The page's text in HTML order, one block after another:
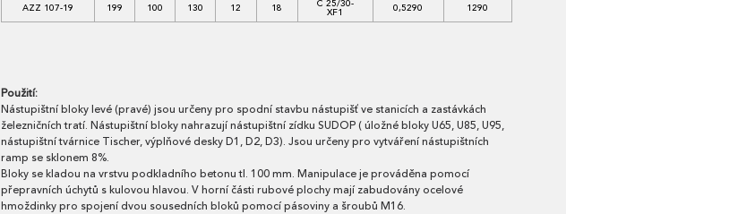
AZZ 107-19
199 100 130 12 18 C 25/30-
XF1 0,5290 1290
Použití:
Nástupištní bloky levé (pravé) jsou určeny pro spodní stavbu nástupišť ve stanicích a zastávkách
železničních tratí. Nástupištní bloky nahrazují nástupištní zídku SUDOP ( úložné bloky U65, U85, U95,
nástupištní tvárnice Tischer, výplňové desky D1, D2, D3). Jsou určeny pro vytváření nástupištních
ramp se sklonem 8%.
Bloky se kladou na vrstvu podkladního betonu tl. 100 mm. Manipulace je prováděna pomocí
přepravních úchytů s kulovou hlavou. V horní části rubové plochy mají zabudovány ocelové
hmoždinky pro spojení dvou sousedních bloků pomocí pásoviny a šroubů M16.